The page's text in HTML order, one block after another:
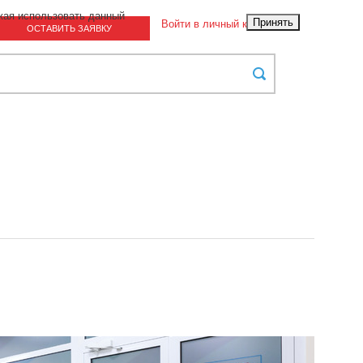
ОСТАВИТЬ ЗАЯВКУ Войти в личный кабинет
использовать данный
Принять